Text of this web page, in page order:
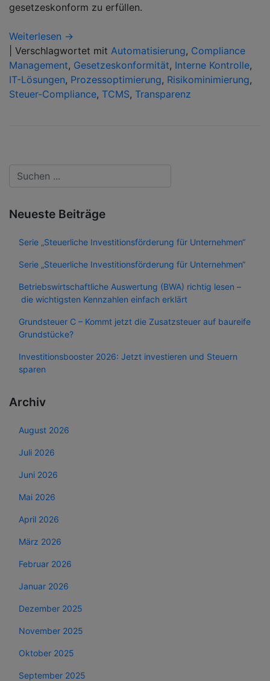
gesetzeskonform zu erfüllen.
Weiterlesen →
Verschlagwortet mit Automatisierung, Compliance
Management, Gesetzeskonformität, Interne Kontrolle,
IT-Lösungen, Prozessoptimierung, Risikominimierung,
Steuer-Compliance, TCMS, Transparenz
Neueste Beiträge
Serie „Steuerliche Investitionsförderung für Unternehmen“
Serie „Steuerliche Investitionsförderung für Unternehmen“
Betriebswirtschaftliche Auswertung (BWA) richtig lesen –
die wichtigsten Kennzahlen einfach erklärt
Grundsteuer C – Kommt jetzt die Zusatzsteuer auf baureife
Grundstücke?
Investitionsbooster 2026: Jetzt investieren und Steuern
sparen
Archiv
August 2026
Juli 2026
Juni 2026
Mai 2026
April 2026
März 2026
Februar 2026
Januar 2026
Dezember 2025
November 2025
Oktober 2025
September 2025